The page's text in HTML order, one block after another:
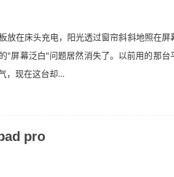
放在床头充电，阳光透过窗帘斜斜地照在屏
"屏幕泛白"问题居然消失了。以前用的那台
，现在这台却…
pro